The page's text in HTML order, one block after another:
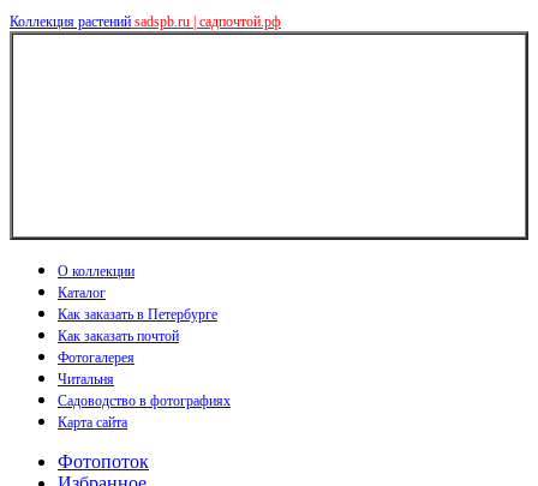
Коллекция растений sadspb.ru | садпочтой.рф
О коллекции
Каталог
Как заказать в Петербурге
Как заказать почтой
Фотогалерея
Читальня
Садоводство в фотографиях
Карта сайта
Фотопоток